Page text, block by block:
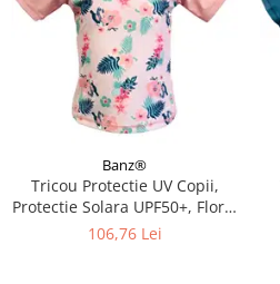
Banz®
Tricou Protectie UV Copii,
Protectie Solara UPF50+, Floral
Pink, Diverse marimi
106,76 Lei